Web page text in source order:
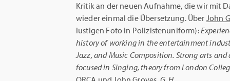
Kritik an der neuen Aufnahme, die wir mit
wieder einmal die Übersetzung. Über John
lustigen Foto in Polizistenuniform):
history of working in the entertainment
Jazz, and Music Composition. Strong arts
focused in Singing, theory from London